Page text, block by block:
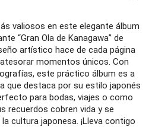
valiosos en este elegante álbum
“Gran Ola de Kanagawa” de
artístico hace de cada página
momentos únicos. Con
este práctico álbum es a
que destaca por su estilo japonés
para bodas, viajes o como
recuerdos cobren vida y se
cultura japonesa. ¡Lleva contigo